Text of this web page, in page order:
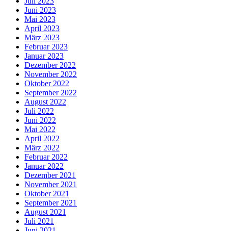
Juni 2023
Mai 2023
April 2023
März 2023
Februar 2023
Januar 2023
Dezember 2022
November 2022
Oktober 2022
September 2022
August 2022
Juli 2022
Juni 2022
Mai 2022
April 2022
März 2022
Februar 2022
Januar 2022
Dezember 2021
November 2021
Oktober 2021
September 2021
August 2021
Juli 2021